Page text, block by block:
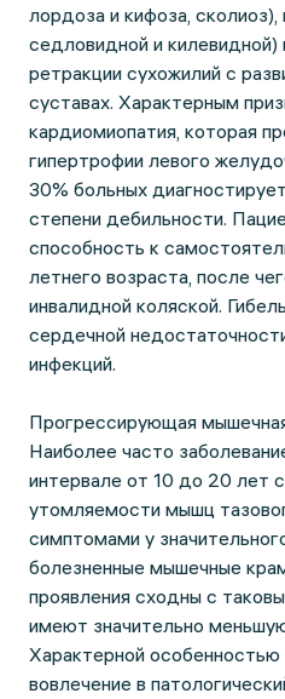
лордоза и кифоза,
седловидной и килевидной)
ретракции сухожилий с
суставах. Характерным
кардиомиопатия, которая
гипертрофии левого
30% больных
степени дебильности.
способность к
летнего возраста, после
инвалидной коляской.
сердечной
инфекций.
Прогрессирующая
Наиболее часто
интервале от 10 до 20 лет
утомляемости мышц
симптомами у
болезненные мышечные
проявления сходны с
имеют значительно
Характерной
вовлечение в